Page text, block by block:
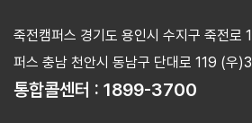
죽전캠퍼스 경기도 용인시 수지구 죽전
퍼스 충남 천안시 동남구 단대로 119 (우
통합콜센터 : 1899-3700